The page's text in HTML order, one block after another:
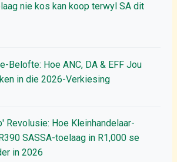
nie kos kan koop terwyl SA dit
Belofte: Hoe ANC, DA & EFF Jou
in die 2026-Verkiesing
Revolusie: Hoe Kleinhandelaar-
SASSA-toelaag in R1,000 se
in 2026